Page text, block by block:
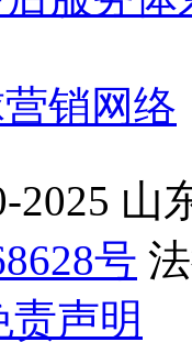
销网络
2025 山
号
责声明